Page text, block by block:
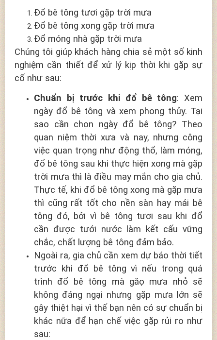
Đổ bê tông tươi gặp trời mưa
Đổ bê tông xong gặp trời mưa
Đổ móng nhà gặp trời mưa
Chúng tôi giúp khách hàng chia sẻ một số kinh
nghiệm cần thiết để xử lý kịp thời khi gặp sự
cố như sau:
Chuẩn bị trước khi đổ bê tông: Xem
ngày đổ bê tông và xem phong thủy. Tại
sao cần chọn ngày đổ bê tông? Theo
quan niệm thời xưa và nay, nhưng công
việc quan trọng như động thổ, làm móng,
đổ bê tông sau khi thực hiện xong mà gặp
trời mưa thì là điều may mắn cho gia chủ.
Thực tế, khi đổ bê tông xong mà gặp mưa
thì cũng rất tốt cho nền sàn hay mái bê
tông đó, bởi vì bê tông tươi sau khi đổ
cần được tưới nước làm kết cấu vững
chắc, chất lượng bê tông đảm bảo.
Ngoài ra, gia chủ cần xem dự báo thời tiết
trước khi đổ bê tông vì nếu trong quá
trình đổ bê tông mà găọ mưa nhỏ sẽ
không đáng ngại nhưng gặp mưa lớn sẽ
gây thiệt hại vì thế bạn nên có sự chuẩn bị
khác nữa để hạn chế việc gặp rủi ro như
sau: